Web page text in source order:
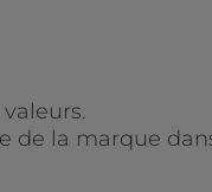
la marque